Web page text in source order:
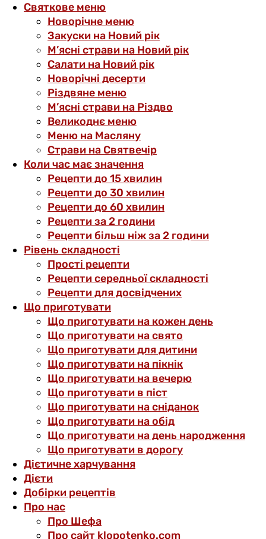
Святкове меню
Новорічне меню
Закуски на Новий рік
М’ясні страви на Новий рік
Салати на Новий рік
Новорічні десерти
Різдвяне меню
М’ясні страви на Різдво
Великоднє меню
Меню на Масляну
Страви на Святвечір
Коли час має значення
Рецепти до 15 хвилин
Рецепти до 30 хвилин
Рецепти до 60 хвилин
Рецепти за 2 години
Рецепти більш ніж за 2 години
Рівень складності
Прості рецепти
Рецепти середньої складності
Рецепти для досвідчених
Що приготувати
Що приготувати на кожен день
Що приготувати на свято
Що приготувати для дитини
Що приготувати на пікнік
Що приготувати на вечерю
Що приготувати в піст
Що приготувати на сніданок
Що приготувати на обід
Що приготувати на день народження
Що приготувати в дорогу
Дієтичне харчування
Дієти
Добірки рецептів
Про нас
Про Шефа
Про сайт klopotenko.com